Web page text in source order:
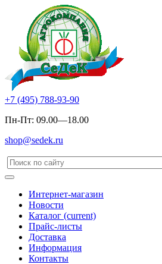
+7 (495) 788-93-90
Пн-Пт: 09.00—18.00
shop@sedek.ru
Интернет-магазин
Новости
Каталог (current)
Прайс-листы
Доставка
Информация
Контакты